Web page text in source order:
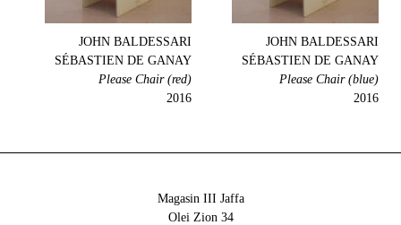
JOHN BALDESSARI
SÉBASTIEN DE GANAY
Please Chair (blue)
2016
JOHN BALDESSARI
SÉBASTIEN DE GANAY
Please Chair (red)
2016
Magasin III Jaffa
34 Olei Zion